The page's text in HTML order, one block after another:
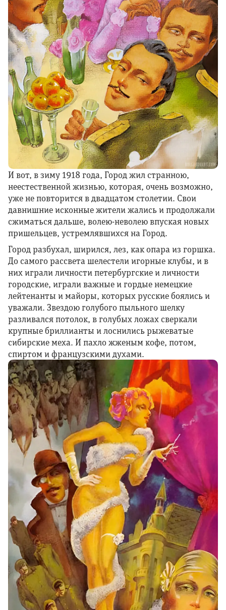
И вот, в зиму 1918 года, Город жил странною,
неестественной жизнью, которая, очень возможно,
уже не повторится в двадцатом столетии. Свои
давнишние исконные жители жались и продолжали
сжиматься дальше, волею-неволею впуская новых
пришельцев, устремлявшихся на Город.
Город разбухал, ширился, лез, как опара из горшка.
До самого рассвета шелестели игорные клубы, и в
них играли личности петербургские и личности
городские, играли важные и гордые немецкие
лейтенанты и майоры, которых русские боялись и
уважали. Звездою голубого пыльного шелку
разливался потолок, в голубых ложах сверкали
крупные бриллианты и лоснились рыжеватые
сибирские меха. И пахло жженым кофе, потом,
спиртом и французскими духами.